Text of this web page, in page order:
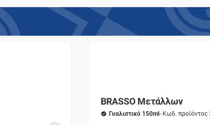
BRASSO Mετάλλων
Γυαλιστικό 150ml - Κωδ. προϊόντος